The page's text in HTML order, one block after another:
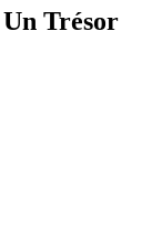
Trésor